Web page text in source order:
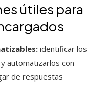
útiles para
identificar los
automatizarlos con
de respuestas